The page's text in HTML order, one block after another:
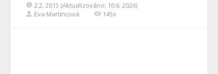
2.2. 2015 (Aktualizováno: 10.6. 2026)
Eva Martincová
145x